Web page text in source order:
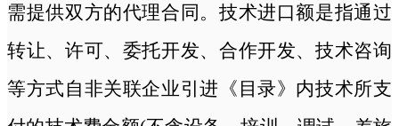
需提供双方的代理合同。技术进口额是指通过
转让、许可、委托开发、合作开发、技术咨询
等方式自非关联企业引进《目录》内技术所支